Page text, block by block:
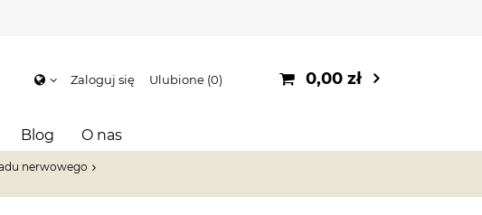
Zaloguj się Ulubione 0 0,00 zł
Blog O nas
nerwowego